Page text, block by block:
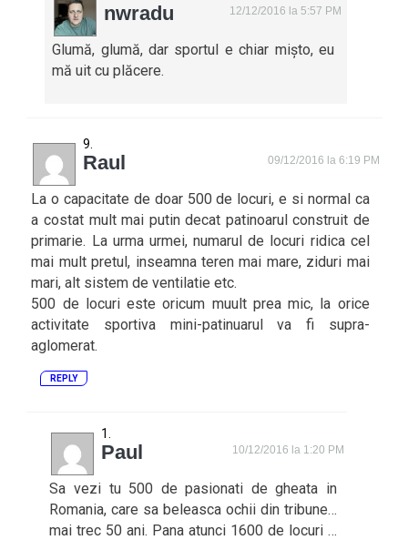
nwradu 12/12/2016 la 5:57 PM
Glumă, glumă, dar sportul e chiar mișto, eu
mă uit cu plăcere.
Raul 09/12/2016 la 6:19 PM
La o capacitate de doar 500 de locuri, e si normal ca
a costat mult mai putin decat patinoarul construit de
primarie. La urma urmei, numarul de locuri ridica cel
mai mult pretul, inseamna teren mai mare, ziduri mai
mari, alt sistem de ventilatie etc.
500 de locuri este oricum muult prea mic, la orice
activitate sportiva mini-patinuarul va fi supra-
aglomerat.
REPLY
Paul 10/12/2016 la 1:20 PM
Sa vezi tu 500 de pasionati de gheata in
Romania, care sa beleasca ochii din tribune…
mai trec 50 ani. Pana atunci 1600 de locuri …